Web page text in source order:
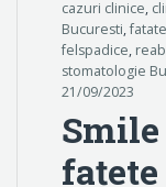
cazuri clinice,
Bucuresti,
felspadice,
stomatologie
21/09/2023